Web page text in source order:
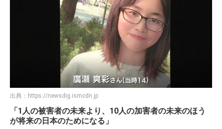
出典： https://newsdig.ismcdn.jp
「1人の被害者の未来より、10人の加害者の未来のほう
が将来の日本のためになる」